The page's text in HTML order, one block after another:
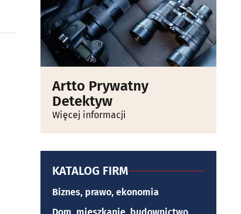
Artto Prywatny
Detektyw
Więcej informacji
KATALOG FIRM
Biznes, prawo, ekonomia